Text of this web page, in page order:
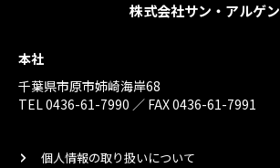
株式会社サン・アルゲン
本社
千葉県市原市姉崎海岸68
TEL 0436-61-7990 ／ FAX 0436-61-7991
個人情報の取り扱いについて